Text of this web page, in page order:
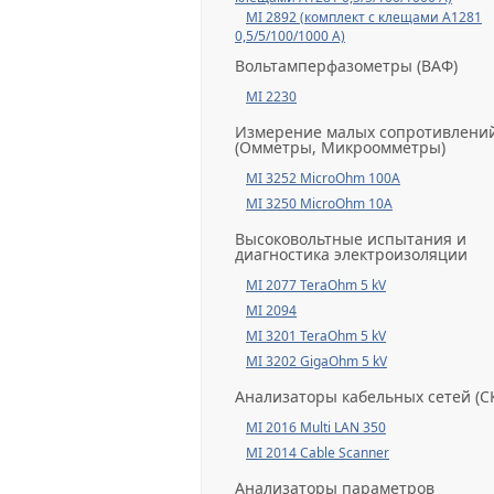
MI 2892 (комплект с клещами А1281
0,5/5/100/1000 А)
Вольтамперфазометры (ВАФ)
MI 2230
Измерение малых
(Омметры, Микроомметры)
MI 3252 MicroOhm 100A
MI 3250 MicroOhm 10A
Высоковольтные испытания и
диагностика электроизоляции
MI 2077 TeraOhm 5 kV
MI 2094
MI 3201 TeraOhm 5 kV
MI 3202 GigaOhm 5 kV
Анализаторы кабельных сетей
MI 2016 Multi LAN 350
MI 2014 Cable Scanner
Анализаторы параметров